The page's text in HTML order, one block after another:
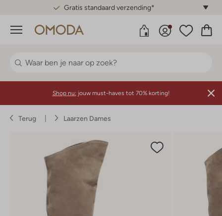
Gratis standaard verzending*
Menu
Shop nu: jouw must-haves tot 70% korting!
Terug Laarzen Dames